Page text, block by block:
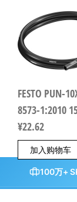
FESTO PUN-
8573-1:2010
¥22.62
加入购物车
100万+